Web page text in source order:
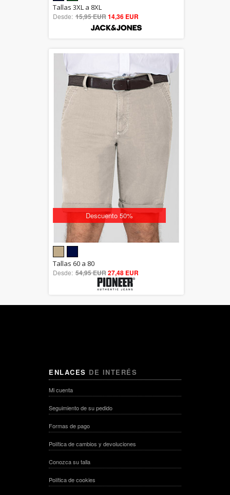
5.00
out of 5
Tallas 3XL a 8XL
Desde: 15,95 EUR14,36 EUR
Descuento 50%
out of 5
Tallas 60 a 80
Desde: 54,95 EUR27,48 EUR
ENLACES DE INTERÉS
Mi cuenta
Seguimiento de su pedido
Formas de pago
Política de cambios y devoluciones
Conozca su talla
Política de cookies